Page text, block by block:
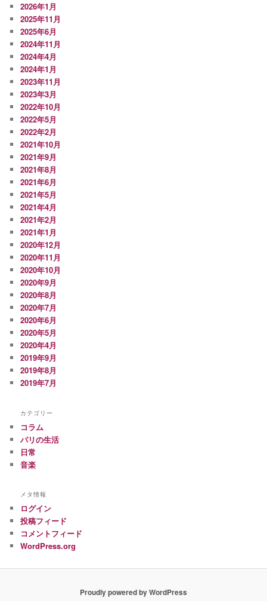
2026年1月
2025年11月
2025年6月
2024年11月
2024年4月
2024年1月
2023年11月
2023年3月
2022年10月
2022年5月
2022年2月
2021年10月
2021年9月
2021年8月
2021年6月
2021年5月
2021年4月
2021年2月
2021年1月
2020年12月
2020年11月
2020年10月
2020年9月
2020年8月
2020年7月
2020年6月
2020年5月
2020年4月
2019年9月
2019年8月
2019年7月
カテゴリー
コラム
パリの生活
日常
音楽
メタ情報
ログイン
投稿フィード
コメントフィード
WordPress.org
Proudly powered by WordPress